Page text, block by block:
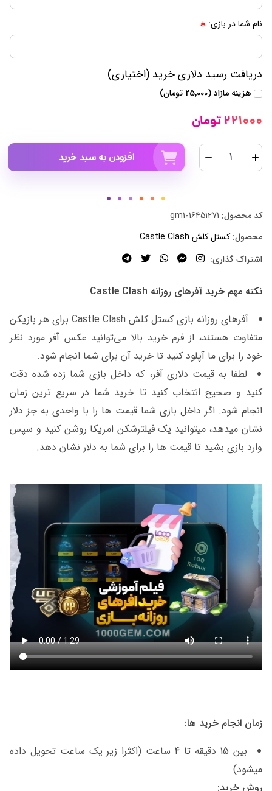
نام شما در بازی:
دریافت رسید دلاری خرید (اختیاری)
هزینه مازاد (25,000 تومان)
221000 تومان
افزودن به سبد خرید
کد محصول:
محصول: کستل کلش Castle Clash
اشتراک گذاری:
نکته مهم خرید آفرهای روزانه Castle Clash
آفرهای روزانه بازی کستل کلش Castle Clash برای هر بازیکن
متفاوت هستند، از فرم خرید بالا می‌توانید عکس آفر مورد نظر
خود را برای ما آپلود کنید تا خرید آن برای شما انجام شود.
لطفا به قیمت دلاری آفر، که داخل بازی شما زده شده دقت
کنید و صحیح انتخاب کنید تا خرید شما در سریع ترین زمان
انجام شود. اگر داخل بازی شما قیمت ها را با واحدی به جز دلار
نشان میدهد، میتوانید یک فیلترشکن امریکا روشن کنید و سپس
وارد بازی بشید تا قیمت ها را برای شما به دلار نشان دهد.
زمان انجام خرید ها:
بین 15 دقیقه تا 4 ساعت (اکثرا زیر یک ساعت تحویل داده
میشود)
روش خرید: